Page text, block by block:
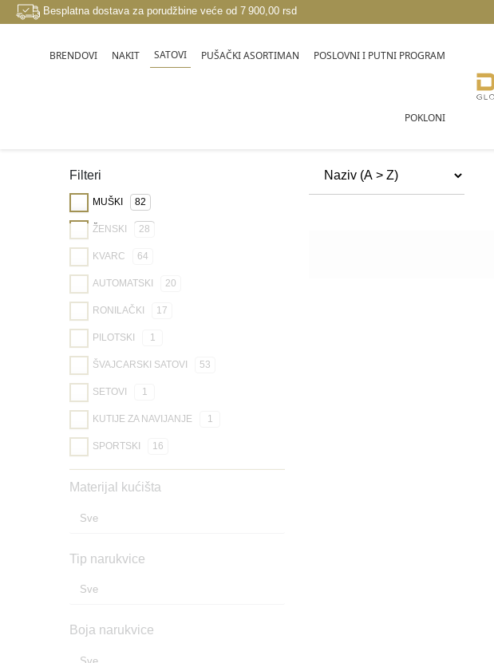
Besplatna dostava za porudžbine veće od 7 900,00 rsd
BRENDOVI NAKIT SATOVI PUŠAČKI ASORTIMAN POSLOVNI I PUTNI PROGRAM
POKLONI
Filteri
MUŠKI 82
ŽENSKI 28
KVARC 64
AUTOMATSKI 20
RONILAČKI 17
PILOTSKI 1
ŠVAJCARSKI SATOVI 53
SETOVI 1
KUTIJE ZA NAVIJANJE 1
SPORTSKI 16
Materijal kućišta
Tip narukvice
Boja narukvice